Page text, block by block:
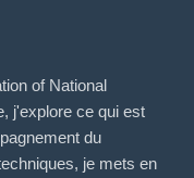
of National
j'explore ce qui est
du
je mets en